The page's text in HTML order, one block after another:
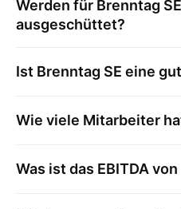
Werden für Brenntag SE
ausgeschüttet?
Ist Brenntag SE eine
Wie viele Mitarbeiter
Was ist das EBITDA von